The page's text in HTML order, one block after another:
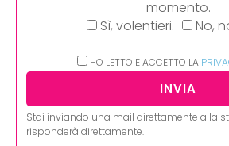
momento.
Sì, volentieri.
No,
HO LETTO E ACCETTO LA
Stai inviando una mail direttamente alla
risponderà direttamente.